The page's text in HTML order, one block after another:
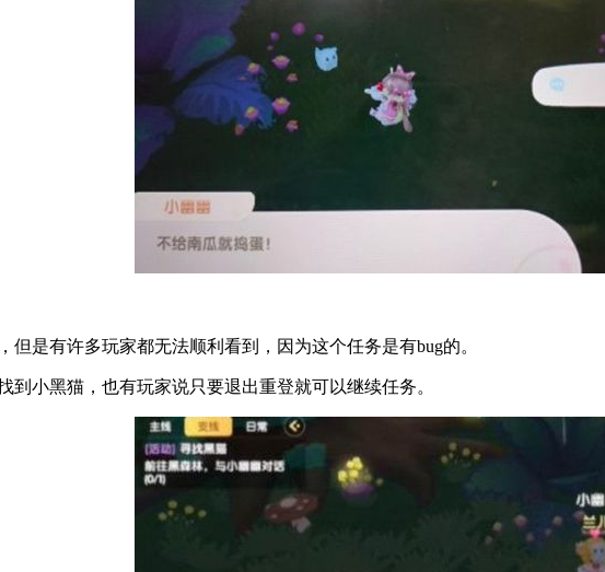
是有许多玩家都无法顺利看到，因为这个任务是有bug的。
小黑猫，也有玩家说只要退出重登就可以继续任务。